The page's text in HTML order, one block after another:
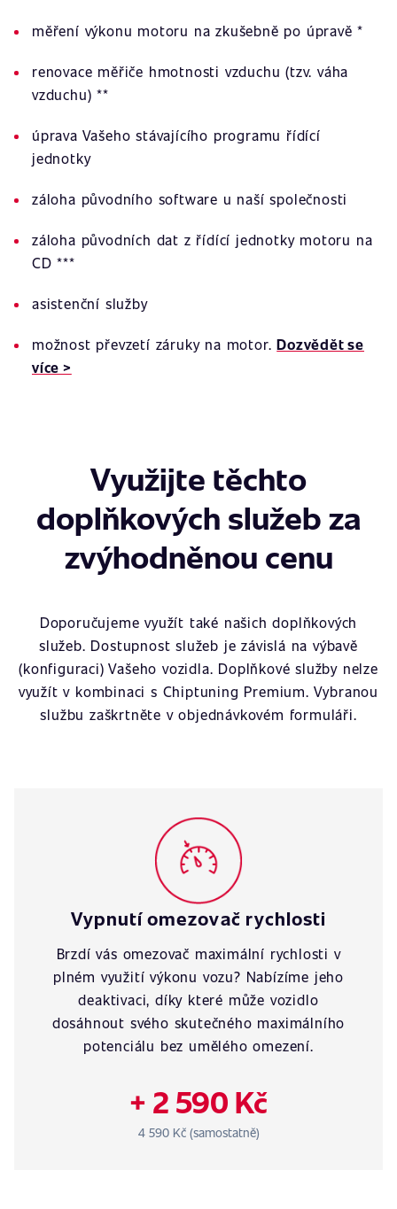
měření výkonu motoru na zkušebně po úpravě *
renovace měřiče hmotnosti vzduchu (tzv. váha
vzduchu) **
úprava Vašeho stávajícího programu řídící
jednotky
záloha původního software u naší společnosti
záloha původních dat z řídící jednotky motoru na
CD ***
asistenční služby
možnost převzetí záruky na motor.Dozvědět se
více >
Využijte těchto
doplňkových služeb za
zvýhodněnou cenu
Doporučujeme využít také našich doplňkových
služeb. Dostupnost služeb je závislá na výbavě
(konfiguraci) Vašeho vozidla. Doplňkové služby nelze
využít v kombinaci s Chiptuning Premium. Vybranou
službu zaškrtněte v objednávkovém formuláři.
Vypnutí omezovač rychlosti
Brzdí vás omezovač maximální rychlosti v
plném využití výkonu vozu? Nabízíme jeho
deaktivaci, díky které může vozidlo
dosáhnout svého skutečného maximálního
potenciálu bez umělého omezení.
+ 2 590 Kč
4 590 Kč (samostatně)